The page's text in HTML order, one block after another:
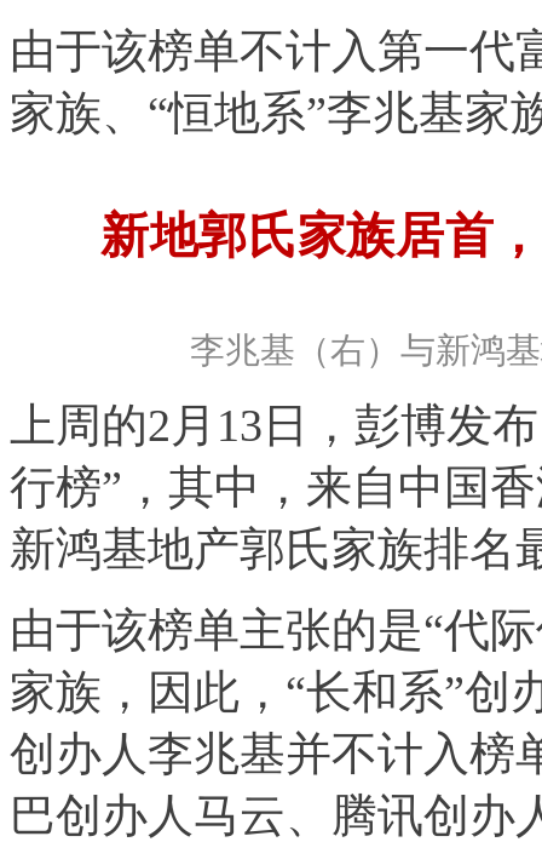
由于该榜单不计入第一代
家族、“恒地系”李兆基家
新地郭氏家族居首
李兆基（右）与新鸿
上周的2月13日，彭博发
行榜”，其中，来自中国
新鸿基地产郭氏家族排名
由于该榜单主张的是“代
家族，因此，“长和系”创
创办人李兆基并不计入榜
巴创办人马云、腾讯创办